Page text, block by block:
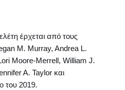
έρχεται από τους
M. Murray, Andrea L.
Moore-Merrell, William J.
A. Taylor και
του 2019.